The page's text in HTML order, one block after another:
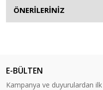
ÖNERİLERİNİZ
E-BÜLTEN
Kampanya ve duyurulardan